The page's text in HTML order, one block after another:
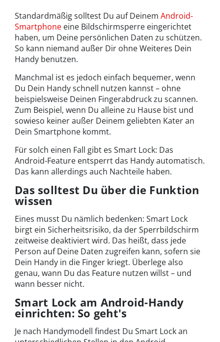
Standardmäßig solltest Du auf Deinem Android-
Smartphone eine Bildschirmsperre eingerichtet
haben, um Deine persönlichen Daten zu schützen.
So kann niemand außer Dir ohne Weiteres Dein
Handy benutzen.
Manchmal ist es jedoch einfach bequemer, wenn
Du Dein Handy schnell nutzen kannst – ohne
beispielsweise Deinen Fingerabdruck zu scannen.
Zum Beispiel, wenn Du alleine zu Hause bist und
sowieso keiner außer Deinem geliebten Kater an
Dein Smartphone kommt.
Für solch einen Fall gibt es Smart Lock: Das
Android-Feature entsperrt das Handy automatisch.
Das kann allerdings auch Nachteile haben.
Das solltest Du über die Funktion
wissen
Eines musst Du nämlich bedenken: Smart Lock
birgt ein Sicherheitsrisiko, da der Sperrbildschirm
zeitweise deaktiviert wird. Das heißt, dass jede
Person auf Deine Daten zugreifen kann, sofern sie
Dein Handy in die Finger kriegt. Überlege also
genau, wann Du das Feature nutzen willst – und
wann besser nicht.
Smart Lock am Android-Handy
einrichten: So geht's
Je nach Handymodell findest Du Smart Lock an